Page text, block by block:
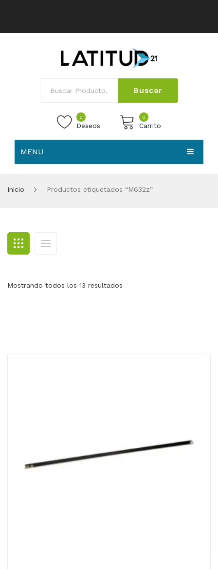
Buscar
0
Deseos
0
Carrito
MENU
BLOG
CONTACTO
Inicio Productos etiquetados “M632z”
Mostrando todos los 13 resultados